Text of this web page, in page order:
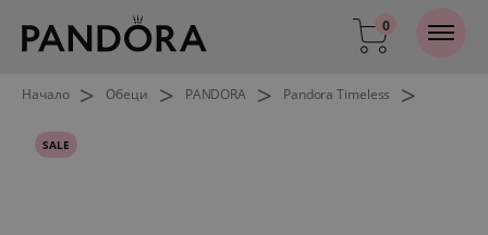
0
Начало > Обеци > PANDORA > Pandora Timeless >
SALE